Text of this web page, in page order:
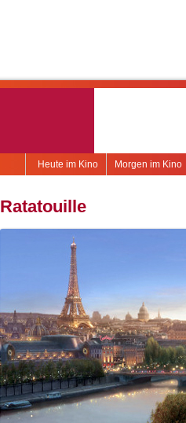
Morgen im Kino
Heute im Kino
Ratatouille